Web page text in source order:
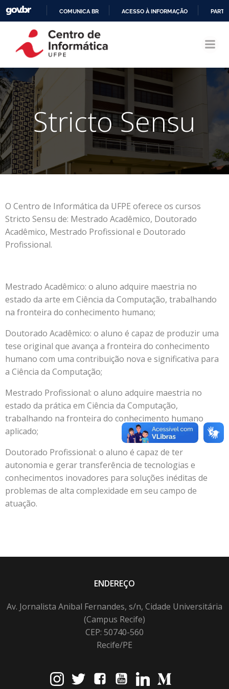
CONTEÚDO
COMUNICA BR ACESSO À INFORMAÇÃO
Stricto Sensu
O Centro de Informática da UFPE oferece os cursos
Stricto Sensu de: Mestrado Acadêmico, Doutorado
Acadêmico, Mestrado Profissional e Doutorado
Profissional.
Mestrado Acadêmico: o aluno adquire maestria no
estado da arte em Ciência da Computação, trabalhando
na fronteira do conhecimento humano;
Doutorado Acadêmico: o aluno é capaz de produzir uma
tese original que avança a fronteira do conhecimento
humano com uma contribuição nova e significativa para
a Ciência da Computação;
Mestrado Profissional: o aluno adquire maestria no
estado da prática em Ciência da Computação,
trabalhando na fronteira do conhecimento humano
aplicado;
Doutorado Profissional: o aluno é capaz de ter
autonomia e gerar transferência de tecnologias e
conhecimentos inovadores para soluções inéditas de
problemas de alta complexidade em seu campo de
atuação.
ENDEREÇO
Av. Jornalista Anibal Fernandes, s/n, Cidade Universitária
(Campus Recife)
CEP: 50740-560
Recife/PE